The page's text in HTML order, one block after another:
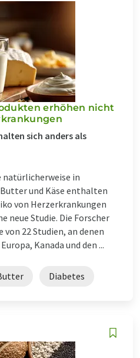
erhöhen nicht
sich anders als
in
und Käse enthalten
von Herzerkrankungen
neue Studie. Die Forscher
22 Studien, an denen
Kanada und den ...
Diabetes